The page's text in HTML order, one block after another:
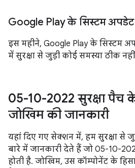
Google Play के सिस्टम अपडेट
इस महीने, Google Play के सिस्टम
में सुरक्षा से जुड़ी कोई समस्या ठीक
05-10-2022 सुरक्षा
जोखिम की जानकारी
यहां दिए गए सेक्शन में, हम सुरक्षा से
बारे में जानकारी देते हैं जो 05-10-
होती है. जोखिम, उस कॉम्पोनेंट के